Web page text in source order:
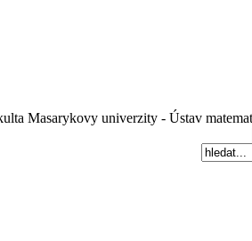
Masarykovy univerzity - Ústav